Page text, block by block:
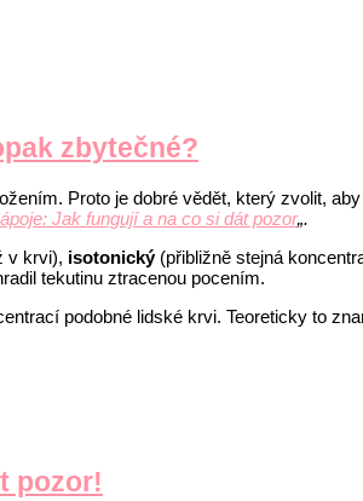
zbytečné?
Proto je dobré vědět, který zvolit,
Jak fungují a na co si dát pozor„.
v krvi), isotonický(přibližně stejná
tekutinu ztracenou pocením.
podobné lidské krvi. Teoreticky to
pozor!